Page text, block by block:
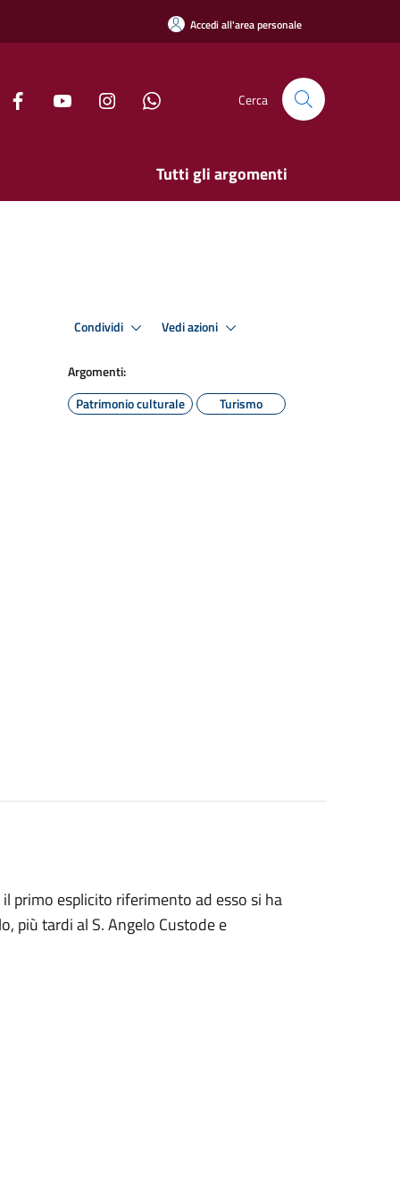
Accedi all'area personale
Cerca
Tutti gli argomenti
Condividi Vedi azioni
Argomenti:
Patrimonio culturale
Turismo
primo esplicito riferimento ad esso si ha
più tardi al S. Angelo Custode e